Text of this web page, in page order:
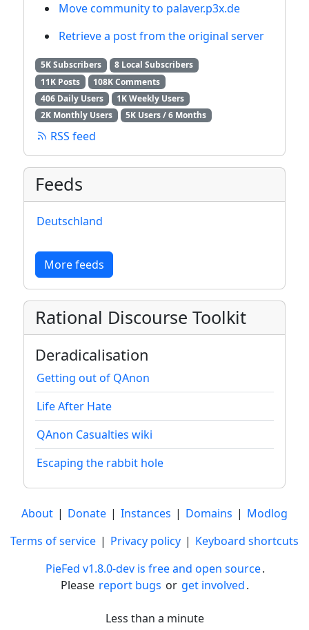
Move community to palaver.p3x.de
Retrieve a post from the original server
5K Subscribers
8 Local Subscribers
11K Posts
108K Comments
406 Daily Users
1K Weekly Users
2K Monthly Users
5K Users / 6 Months
RSS feed
Feeds
Deutschland
More feeds
Rational Discourse Toolkit
Deradicalisation
Getting out of QAnon
Life After Hate
QAnon Casualties wiki
Escaping the rabbit hole
About | Donate | Instances | Domains | Modlog
Terms of service | Privacy policy | Keyboard shortcuts
PieFed v1.8.0-dev is free and open source.
Please report bugs or get involved.
Less than a minute